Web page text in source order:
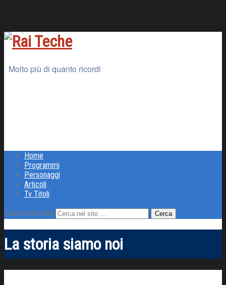
Molto più di quanto ricordi
Home
Programmi
Personaggi
Articoli
Tv Titoli
Cerca nel sito
La storia siamo noi